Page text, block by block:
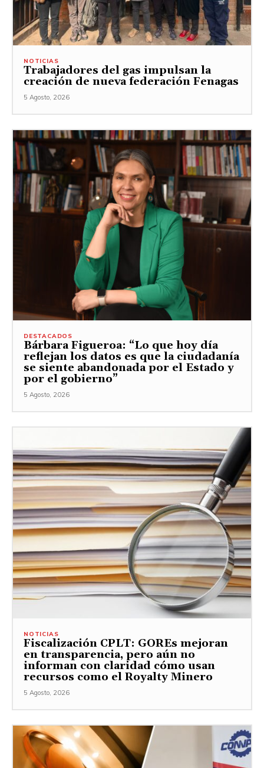
NOTICIAS
Trabajadores del gas impulsan la
creación de nueva federación Fenagas
5 Agosto, 2026
DESTACADOS
Bárbara Figueroa: “Lo que hoy día
reflejan los datos es que la ciudadanía
se siente abandonada por el Estado y
por el gobierno”
5 Agosto, 2026
NOTICIAS
Fiscalización CPLT: GOREs mejoran
en transparencia, pero aún no
informan con claridad cómo usan
recursos como el Royalty Minero
5 Agosto, 2026